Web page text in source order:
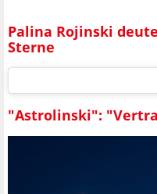
Palina Rojinski
Sterne
"Astrolinski":